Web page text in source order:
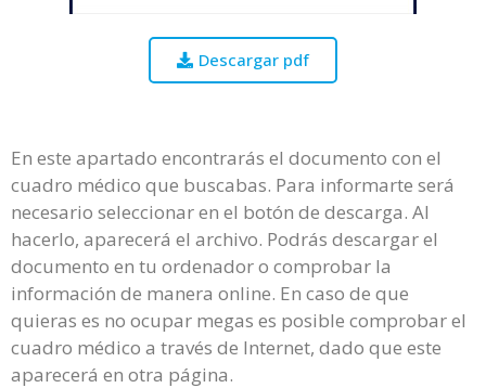
Descargar pdf
En este apartado encontrarás el documento con el
cuadro médico que buscabas. Para informarte será
necesario seleccionar en el botón de descarga. Al
hacerlo, aparecerá el archivo. Podrás descargar el
documento en tu ordenador o comprobar la
información de manera online. En caso de que
quieras es no ocupar megas es posible comprobar el
cuadro médico a través de Internet, dado que este
aparecerá en otra página.